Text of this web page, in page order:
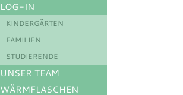
LOG-IN
KINDERGÄRTEN
FAMILIEN
STUDIERENDE
UNSER TEAM
WÄRMFLASCHEN